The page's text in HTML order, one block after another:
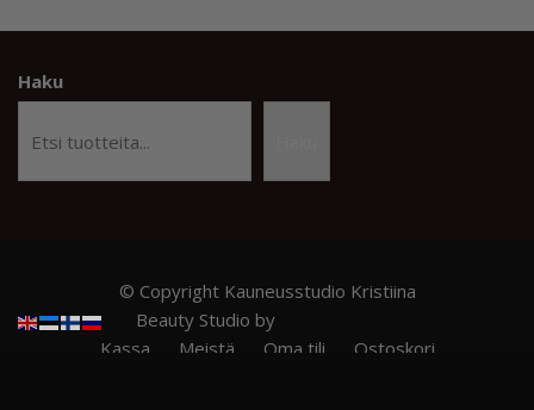
Haku
© Copyright Kauneusstudio Kristiina
Beauty Studio by
Kassa
Meistä Oma tili
Ostoskori